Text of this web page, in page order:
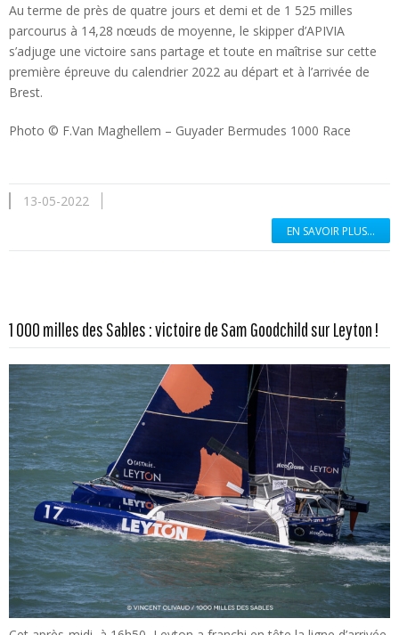
Au terme de près de quatre jours et demi et de 1 525 milles
parcourus à 14,28 nœuds de moyenne, le skipper d’APIVIA
s’adjuge une victoire sans partage et toute en maîtrise sur cette
première épreuve du calendrier 2022 au départ et à l’arrivée de
Brest.
Photo © F.Van Maghellem – Guyader Bermudes 1000 Race
13-05-2022
EN SAVOIR PLUS...
1 000 milles des Sables : victoire de Sam Goodchild sur Leyton !